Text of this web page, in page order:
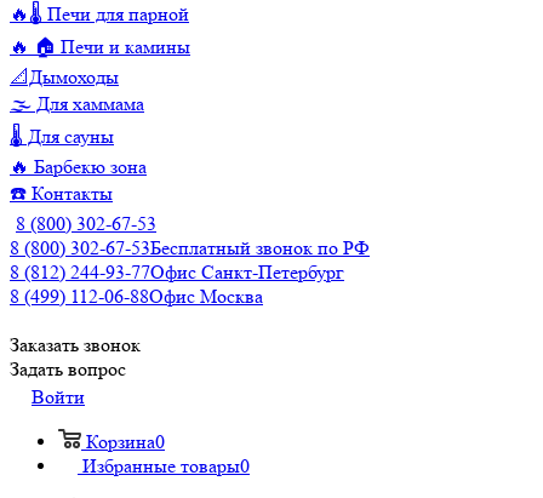
🔥🌡️ Печи для парной
🔥 🏠 Печи и камины
📐Дымоходы
🌫️ Для хаммама
🌡️ Для сауны
🔥 Барбекю зона
☎️ Контакты
8 (800) 302-67-53
8 (800) 302-67-53Бесплатный звонок по РФ
8 (812) 244-93-77Офис Санкт-Петербург
8 (499) 112-06-88Офис Москва
Заказать звонок
Задать вопрос
Войти
Корзина0
Избранные товары0